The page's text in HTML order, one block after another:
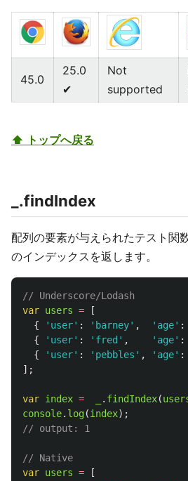
45.0
25.0
✔
Not
supported
⬆ トップへ戻る
_.findIndex
配列の要素が与えられたテスト関
のインデックスを返します。
// Underscore/Lodash
var users =
[
{
' user' : ' barney' , ' age' :
{
' user' : ' fred ' , ' age' :
{
' user' : ' pebbles ' , ' age' :
];
var index = . findIndex(
console. log(index);
// output: 1
// Native
var users =
[